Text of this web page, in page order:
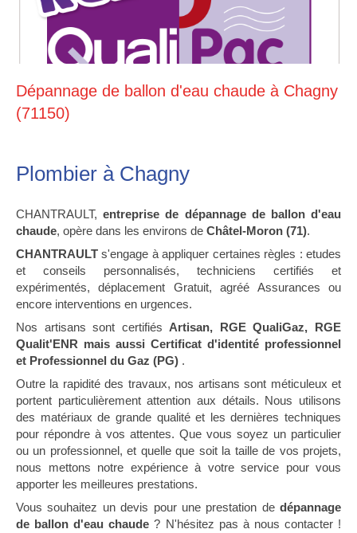
Dépannage de ballon d'eau chaude à Chagny
(71150)
Plombier à Chagny
CHANTRAULT,entreprise de dépannage de ballon d'eau
chaude, opère dans les environs de Châtel-Moron (71).
CHANTRAULT s'engage à appliquer certaines règles : etudes
et conseils personnalisés, techniciens certifiés et
expérimentés, déplacement Gratuit, agréé Assurances ou
encore interventions en urgences.
Nos artisans sont certifiés Artisan, RGE QualiGaz, RGE
Qualit'ENR mais aussi Certificat d'identité professionnel
et Professionnel du Gaz (PG) .
Outre la rapidité des travaux, nos artisans sont méticuleux et
portent particulièrement attention aux détails. Nous utilisons
des matériaux de grande qualité et les dernières techniques
pour répondre à vos attentes. Que vous soyez un particulier
ou un professionnel, et quelle que soit la taille de vos projets,
nous mettons notre expérience à votre service pour vous
apporter les meilleures prestations.
Vous souhaitez un devis pour une prestation de dépannage
de ballon d'eau chaude ? N'hésitez pas à nous contacter !